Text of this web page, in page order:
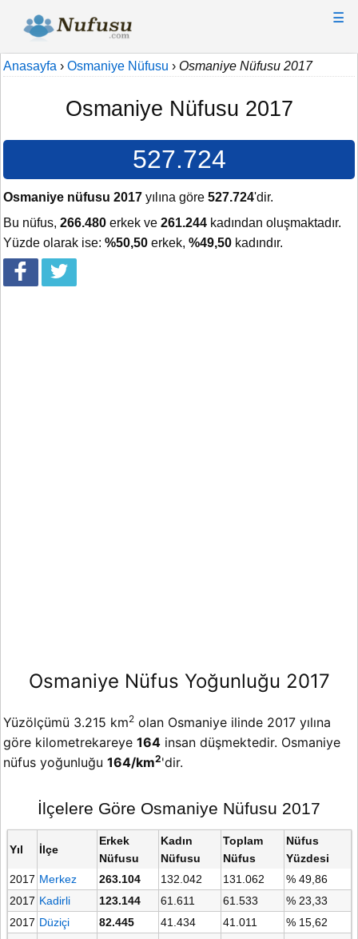
☰
Anasayfa › Osmaniye Nüfusu › Osmaniye Nüfusu 2017
Osmaniye Nüfusu 2017
527.724
Osmaniye nüfusu 2017 yılına göre 527.724'dir.
Bu nüfus, 266.480 erkek ve 261.244 kadından oluşmaktadır.
Yüzde olarak ise: %50,50 erkek, %49,50 kadındır.
Osmaniye Nüfus Yoğunluğu 2017
Yüzölçümü 3.215 km2 olan Osmaniye ilinde 2017 yılına
göre kilometrekareye 164 insan düşmektedir. Osmaniye
nüfus yoğunluğu 164/km2'dir.
İlçelere Göre Osmaniye Nüfusu 2017
Yıl İlçe
Erkek
Nüfusu
Kadın
Nüfusu
Toplam
Nüfus
Nüfus
Yüzdesi
2017 Merkez 263.104 132.042 131.062
% 49,86
2017 Kadirli 123.144 61.611 61.533
% 23,33
2017 Düziçi 82.445 41.434 41.011
% 15,62